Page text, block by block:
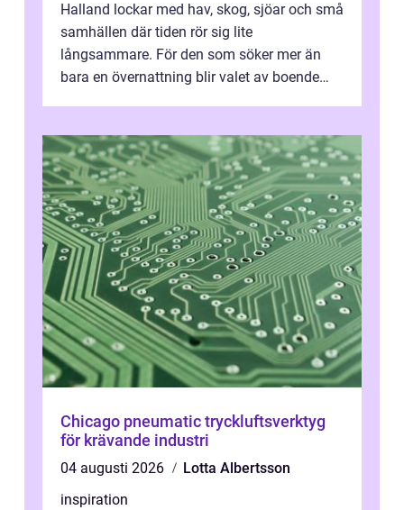
Halland lockar med hav, skog, sjöar och små
samhällen där tiden rör sig lite
långsammare. För den som söker mer än
bara en övernattning blir valet av boende
Chicago pneumatic tryckluftsverktyg
för krävande industri
04 augusti 2026
Lotta Albertsson
inspiration